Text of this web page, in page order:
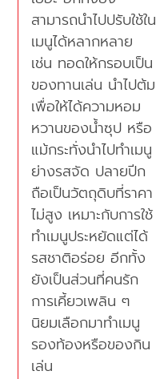
สามารถนำไปปรับใช้ใน
เมนูได้หลากหลาย
เช่น ทอดให้กรอบเป็น
ของทานเล่น นำไปต้ม
เพื่อให้ได้ความหอม
หวานของน้ำซุป หรือ
แม้กระทั่งนำไปทำเมนู
ย่างรสจัด ปลายปีก
ถือเป็นวัตถุดิบที่ราคา
ไม่สูง เหมาะกับการใช้
ทำเมนูประหยัดแต่ได้
รสชาติอร่อย อีกทั้ง
ยังเป็นส่วนที่คนรัก
การเคี้ยวเพลิน ๆ
นิยมเลือกมาทำเมนู
รองท้องหรือของกิน
เล่น